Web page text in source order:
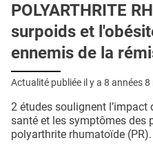
POLYARTHRITE
surpoids et
ennemis de la
Actualité publiée il y a 8 années 8
2 études soulignent
santé et les symptômes des
polyarthrite rhumatoïde